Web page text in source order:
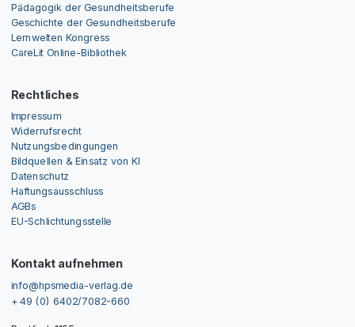
Pädagogik der Gesundheitsberufe
Geschichte der Gesundheitsberufe
Lernwelten Kongress
CareLit Online-Bibliothek
Rechtliches
Impressum
Widerrufsrecht
Nutzungsbedingungen
Bildquellen & Einsatz von KI
Datenschutz
Haftungsausschluss
AGBs
EU-Schlichtungsstelle
Kontakt aufnehmen
info@hpsmedia-verlag.de
+ 49 (0) 6402/7082-660